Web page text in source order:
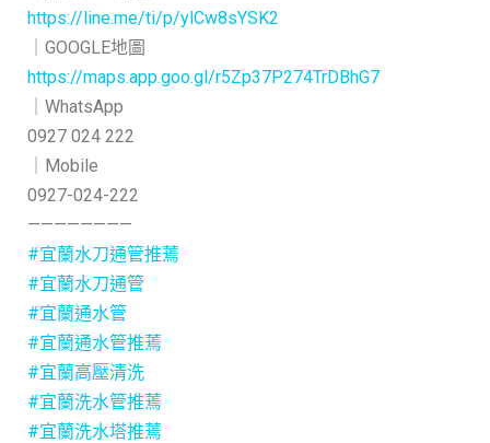
https://line.me/ti/p/ylCw8sYSK2
｜GOOGLE地圖
https://maps.app.goo.gl/r5Zp37P274TrDBhG7
｜WhatsApp
0927 024 222
｜Mobile
0927-024-222
————————
#宜蘭水刀通管推蔫
#宜蘭水刀通管
#宜蘭通水管
#宜蘭通水管推蔫
#宜蘭高壓清洗
#宜蘭洗水管推蔫
#宜蘭洗水塔推蔫